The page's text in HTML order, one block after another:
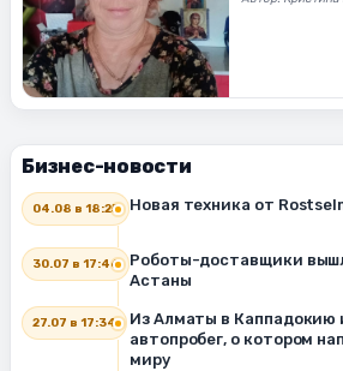
Бизнес-новости
04.08 в 18:25 Новая техника от
30.07 в 17:46
Роботы-доставщики
Астаны
27.07 в 17:34
Из Алматы в Каппадокию
автопробег, о котором
миру